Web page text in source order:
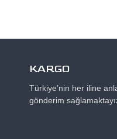
KARGO
Türkiye’nin her iline
gönderim